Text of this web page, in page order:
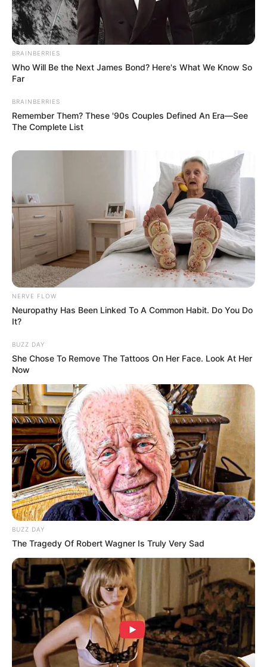
After School Club
(Viki | 2013), sebagai bintang tamu
Weekly Idol(MBC every1 | 2011), sebagai bintang tamu
Immortal Songs: Singing the Legend
bintang tamu
TAGS AKTRIS JANG GYURI
BRAINBERRIES
Who Will Be the Next James Bond? Here's What We Know So
Far
BRAINBERRIES
Remember Them? These '90s Couples Defined An Era—See
The Complete List
NERVE FLOW
Neuropathy Has Been Linked To A Common Habit. Do You Do
It?
BUZZ DAY
She Chose To Remove The Tattoos On Her Face. Look At Her
Now
BUZZ DAY
The Tragedy Of Robert Wagner Is Truly Very Sad